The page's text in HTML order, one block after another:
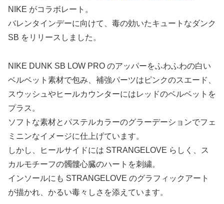
NIKE がコラボレート。
バレンタインデーに向けて、毒の効いたキュートなダンク
SB をリリースしました。
NIKE DUNK SB LOW PRO のアッパーをふわふわの白い
ベルベット素材で包み、補強パーツはピンクのスエード、
スウッシュやヒールカウンターにはレッドのベルベットを
プラス。
ソフトな素材とパステルカラーのグラーデーションでフェ
ミニンなイメージに仕上げています。
しかし、ヒールサイドには STRANGELOVE らしく、ス
カルモチーフの髑髏心臓のハートを刺繍。
インソールにも STRANGELOVE のグラフィックアート
が描かれ、かるい毒々しさを添えています。